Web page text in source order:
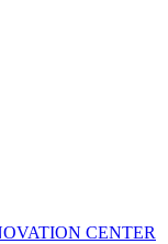
CENTER